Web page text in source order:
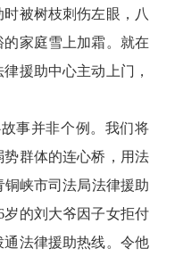
被树枝刺伤左眼，八
家庭雪上加霜。就在
援助中心主动上门，
事并非个例。我们将
群体的连心桥，用法
铜峡市司法局法律援助
岁的刘大爷因子女拒付
法律援助热线。令他